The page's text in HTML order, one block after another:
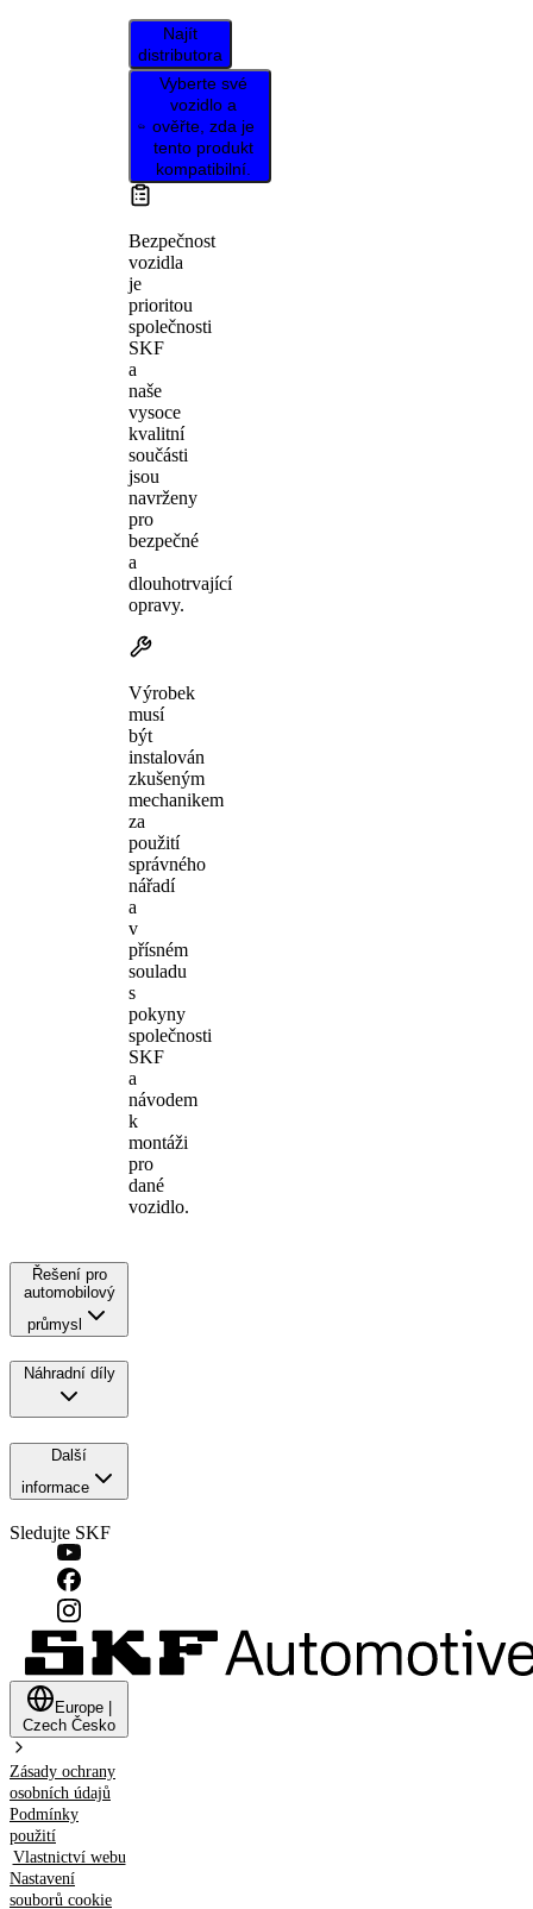
Najít
distributora
Vyberte své
vozidlo a
ověřte, zda je
tento produkt
kompatibilní.
Bezpečnost
vozidla
je
prioritou
společnosti
SKF
a
naše
vysoce
kvalitní
součásti
jsou
navrženy
pro
bezpečné
a
dlouhotrvající
opravy.
Výrobek
musí
být
instalován
zkušeným
mechanikem
za
použití
správného
nářadí
a
v
přísném
souladu
s
pokyny
společnosti
SKF
a
návodem
k
montáži
pro
dané
vozidlo.
Řešení pro
automobilový
průmysl
Náhradní díly
Další
informace
Sledujte SKF
Europe
Czech Česko
Zásady ochrany
osobních údajů
Podmínky
použití
Vlastnictví webu
Nastavení
souborů cookie